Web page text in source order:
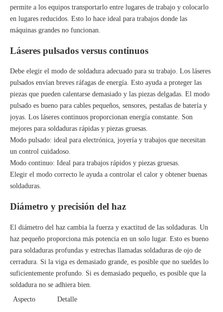
permite a los equipos transportarlo entre lugares de trabajo y colocarlo
en lugares reducidos. Esto lo hace ideal para trabajos donde las
máquinas grandes no funcionan.
Láseres pulsados ​​versus continuos
Debe elegir el modo de soldadura adecuado para su trabajo. Los láseres
pulsados ​​envían breves ráfagas de energía. Esto ayuda a proteger las
piezas que pueden calentarse demasiado y las piezas delgadas. El modo
pulsado es bueno para cables pequeños, sensores, pestañas de batería y
joyas. Los láseres continuos proporcionan energía constante. Son
mejores para soldaduras rápidas y piezas gruesas.
Modo pulsado: ideal para electrónica, joyería y trabajos que necesitan
un control cuidadoso.
Modo continuo: Ideal para trabajos rápidos y piezas gruesas.
Elegir el modo correcto le ayuda a controlar el calor y obtener buenas
soldaduras.
Diámetro y precisión del haz
El diámetro del haz cambia la fuerza y ​​exactitud de las soldaduras. Un
haz pequeño proporciona más potencia en un solo lugar. Esto es bueno
para soldaduras profundas y estrechas llamadas soldaduras de ojo de
cerradura. Si la viga es demasiado grande, es posible que no sueldes lo
suficientemente profundo. Si es demasiado pequeño, es posible que la
soldadura no se adhiera bien.
Aspecto
Detalle